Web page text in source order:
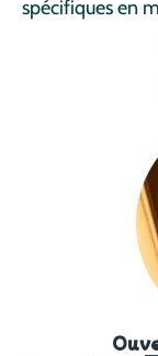
spécifiques en